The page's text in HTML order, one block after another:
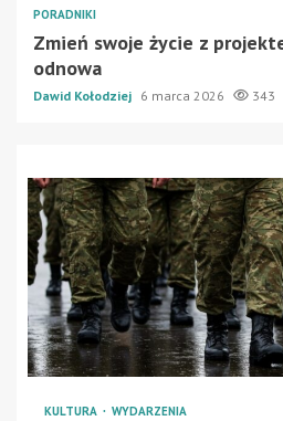
PORADNIKI
Zmień swoje życie z
odnowa
Dawid Kołodziej 6 marca 2026 343
KULTURA WYDARZENIA